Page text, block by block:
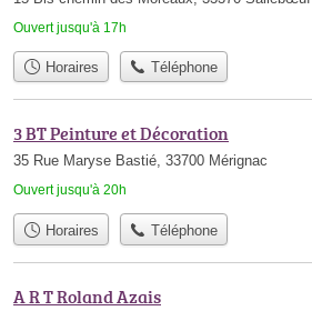
Ouvert jusqu'à 17h
Horaires Téléphone
3 BT Peinture et Décoration
35 Rue Maryse Bastié, 33700 Mérignac
Ouvert jusqu'à 20h
Horaires Téléphone
A R T Roland Azais